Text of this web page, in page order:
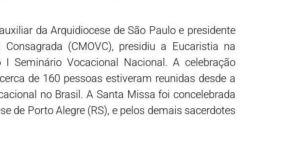
da Arquidiocese de São Paulo e presidente
(CMOVC), presidiu a Eucaristia na
Seminário Vocacional Nacional. A celebração
de 160 pessoas estiveram reunidas desde a
no Brasil. A Santa Missa foi concelebrada
de Porto Alegre (RS), e pelos demais sacerdotes